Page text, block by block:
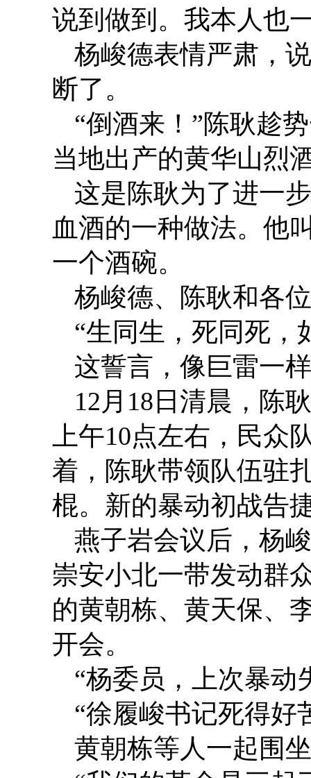
说到做到。我本人也
杨峻德表情严肃，
断了。
“倒酒来！”陈耿趁
当地出产的黄华山烈
这是陈耿为了进一
血酒的一种做法。他
一个酒碗。
杨峻德、陈耿和各
“生同生，死同死，
这誓言，像巨雷一
12月18日清晨，陈
上午10点左右，民
着，陈耿带领队伍驻
棍。新的暴动初战告
燕子岩会议后，杨
崇安小北一带发动群
的黄朝栋、黄天保、
开会。
“杨委员，上次暴动
“徐履峻书记死得好
黄朝栋等人一起围